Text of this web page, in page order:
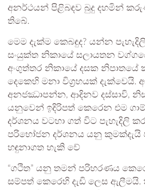
අනර්ථයන් පිළිබඳව බුදු දහමින්
තිබේ.
මෙම දැක්ම කෙබඳුද? යන්න
සංයුක්ත නිකායේ සලායතන
අංගුත්තර නිකායේ දසක නිපාතයේ
දෙකෙහි මනා විග්‍රහයක් දැක්වෙයි.
අනජඣාපන්න, ආදිනව දස්සාවි,
යනුවෙන් ඉදිරිපත් කෙරෙන එම
දර්ශනය වටහා ගත් විට පැහැදිලි
පරිභෝජන දර්ශනය යනු කුමක්දැයි
හඳුනාගත හැකි වේ
“ගථිත” යනු තමන් පරිහරණය
සම්පත් කෙරෙහි දැඩි ලෙස